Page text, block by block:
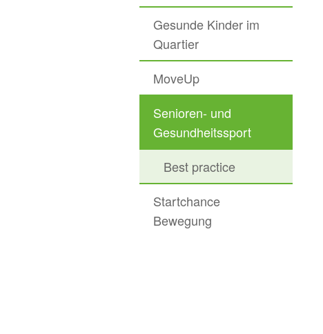
Gesunde Kinder im
Quartier
MoveUp
Senioren- und
Gesundheitssport
Best practice
Startchance
Bewegung